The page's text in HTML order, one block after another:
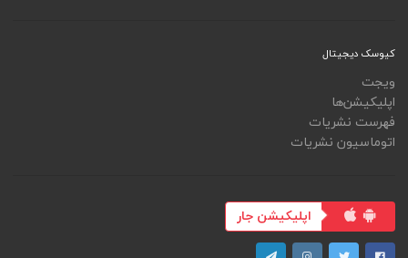
کیوسک دیجیتال
ویجت
اپلیکیشن‌ها
فهرست نشریات
اتوماسیون نشریات
اپلیکیشن جار